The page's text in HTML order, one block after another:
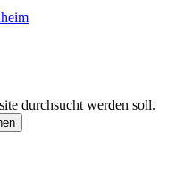
durchsucht werden soll.